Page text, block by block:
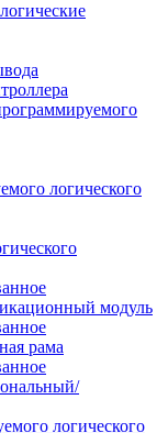
логического
модуль
рама
логического